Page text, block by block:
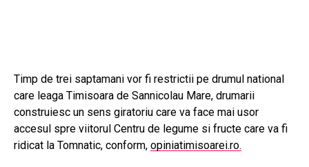
Timp de trei saptamani vor fi restrictii pe drumul national
care leaga Timisoara de Sannicolau Mare, drumarii
construiesc un sens giratoriu care va face mai usor
accesul spre viitorul Centru de legume si fructe care va fi
ridicat la Tomnatic, conform, opiniatimisoarei.ro.